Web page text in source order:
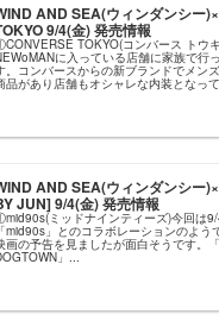
AND SEA(ウィンダンシー
9/4(金) 発売情報
TOKYO(コンバース トウ
に入っている店舗に家族で行
。コンバースからの新ブランドでメン
品があり店舗もオシャレな内装となっ
AND SEA(ウィンダンシー
JUN] 9/4(金) 発売情報
ミッドナインティーズ)今回は
「mid90s」とのコラボレーションのよう
画の予告を見ましたが面白そうです。
」...